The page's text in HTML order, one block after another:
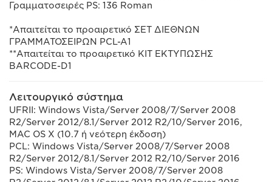
Γραμματοσειρές PS: 136 Roman
*Απαιτείται το προαιρετικό ΣΕΤ ΔΙΕΘΝΩΝ
ΓΡΑΜΜΑΤΟΣΕΙΡΩΝ PCL-A1
**Απαιτείται το προαιρετικό ΚΙΤ ΕΚΤΥΠΩΣΗΣ
BARCODE-D1
Λειτουργικό σύστημα
UFRII: Windows Vista/Server 2008/7/Server 2008
R2/Server 2012/8.1/Server 2012 R2/10/Server 2016,
MAC OS X (10.7 ή νεότερη έκδοση)
PCL: Windows Vista/Server 2008/7/Server 2008
R2/Server 2012/8.1/Server 2012 R2/10/Server 2016
PS: Windows Vista/Server 2008/7/Server 2008